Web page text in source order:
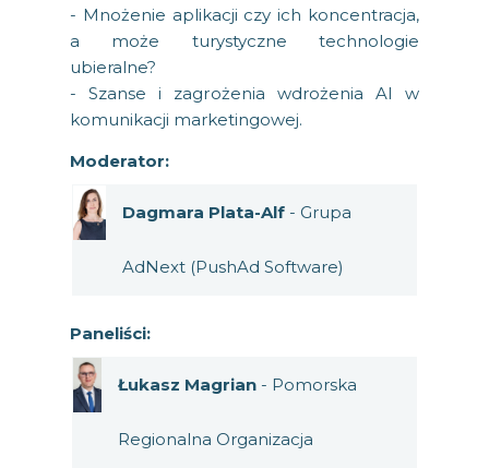
- Mnożenie aplikacji czy ich koncentracja,
a może turystyczne technologie
ubieralne?
- Szanse i zagrożenia wdrożenia AI w
komunikacji marketingowej.
Moderator:
Dagmara Plata-Alf- Grupa
AdNext (PushAd Software)
Paneliści:
Łukasz Magrian- Pomorska
Regionalna Organizacja